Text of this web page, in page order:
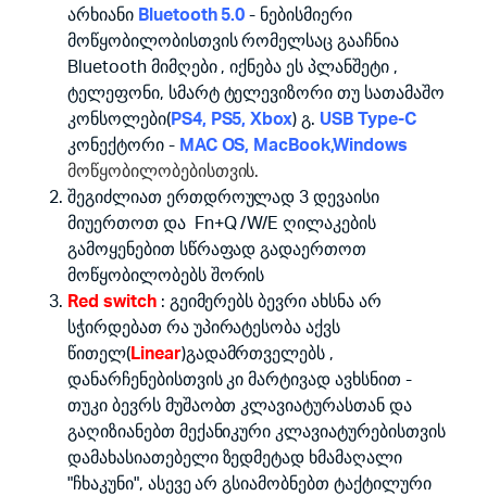
არხიანი Bluetooth 5.0 - ნებისმიერი
მოწყობილობისთვის რომელსაც გააჩნია
Bluetooth მიმღები , იქნება ეს პლანშეტი ,
ტელეფონი, სმარტ ტელევიზორი თუ სათამაშო
კონსოლები(PS4, PS5, Xbox) გ. USB Type-C
კონექტორი - MAC OS, MacBook,Windows
მოწყობილობებისთვის.
შეგიძლიათ ერთდროულად 3 დევაისი
მიუერთოთ და Fn+Q /W/E ღილაკების
გამოყენებით სწრაფად გადაერთოთ
მოწყობილობებს შორის
Red switch: გეიმერებს ბევრი ახსნა არ
სჭირდებათ რა უპირატესობა აქვს
წითელ(Linear)გადამრთველებს ,
დანარჩენებისთვის კი მარტივად ავხსნით -
თუკი ბევრს მუშაობთ კლავიატურასთან და
გაღიზიანებთ მექანიკური კლავიატურებისთვის
დამახასიათებელი ზედმეტად ხმამაღალი
"ჩხაკუნი", ასევე არ გსიამობნებთ ტაქტილური